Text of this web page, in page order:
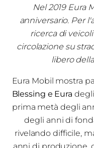
Nel 2019 Eura
anniversario. Per
ricerca di
circolazione su
libero
Eura Mobil mostra
Blessing e Eura
prima metà degli
degli anni di
rivelando difficile,